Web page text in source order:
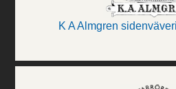
K A Almgren